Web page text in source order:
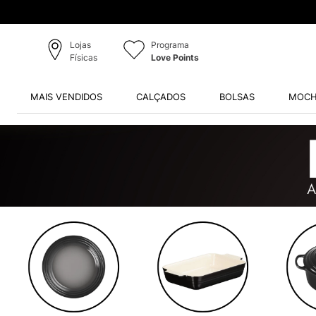
Lojas
Físicas
Programa
Love Points
MAIS VENDIDOS CALÇADOS BOLSAS